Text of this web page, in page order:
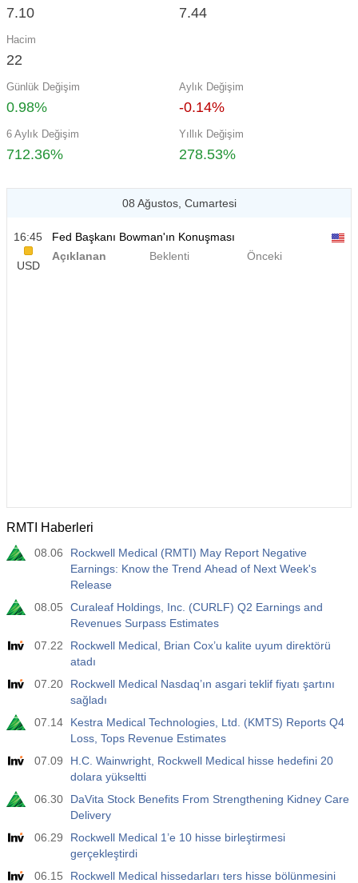
7.10 7.44
Hacim
22
Günlük Değişim
0.98%
Aylık Değişim
-0.14%
6 Aylık Değişim
712.36%
Yıllık Değişim
278.53%
08 Ağustos, Cumartesi
16:45
USD
Fed Başkanı Bowman'ın Konuşması
Açıklanan
Beklenti Önceki
RMTI Haberleri
08.06
Rockwell Medical (RMTI) May Report Negative
Earnings: Know the Trend Ahead of Next Week's
Release
08.05
Curaleaf Holdings, Inc. (CURLF) Q2 Earnings and
Revenues Surpass Estimates
07.22
Rockwell Medical, Brian Cox’u kalite uyum direktörü
atadı
07.20
Rockwell Medical Nasdaq’ın asgari teklif fiyatı şartını
sağladı
07.14
Kestra Medical Technologies, Ltd. (KMTS) Reports Q4
Loss, Tops Revenue Estimates
07.09
H.C. Wainwright, Rockwell Medical hisse hedefini 20
dolara yükseltti
06.30
DaVita Stock Benefits From Strengthening Kidney Care
Delivery
06.29
Rockwell Medical 1’e 10 hisse birleştirmesi
gerçekleştirdi
06.15
Rockwell Medical hissedarları ters hisse bölünmesini